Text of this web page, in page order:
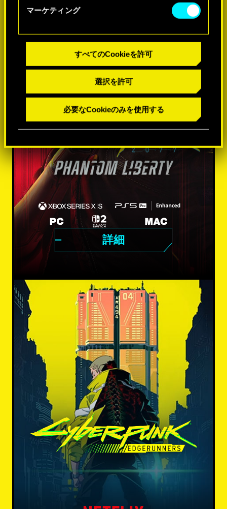
マーケティング
すべてのCookieを許可
選択を許可
必要なCookieのみを使用する
詳細